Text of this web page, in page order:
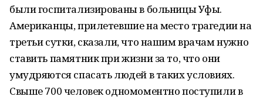
были госпитализированы в больницы Уфы.
Американцы, прилетевшие на место трагедии на
третьи сутки, сказали, что нашим врачам нужно
ставить памятник при жизни за то, что они
умудряются спасать людей в таких условиях.
Свыше 700 человек одномоментно поступили в